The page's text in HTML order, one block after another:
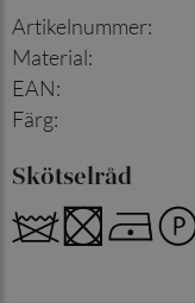
Artikelnummer:
Material:
EAN:
Färg:
Skötselråd